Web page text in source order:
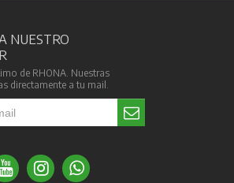
NUESTRO
de RHONA. Nuestras
directamente a tu mail.